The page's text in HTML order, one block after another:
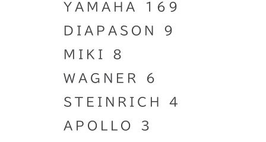
YAMAHA 169
DIAPASON 9
MIKI 8
WAGNER 6
STEINRICH 4
APOLLO 3